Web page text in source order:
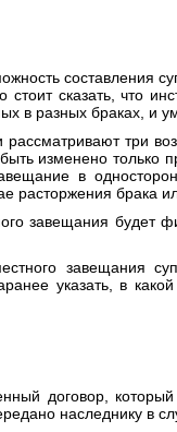
составления
сказать, что
в разных браках, и
три
изменено только
в
расторжения брака
завещания будет
завещания
указать, в
договор,
наследнику в